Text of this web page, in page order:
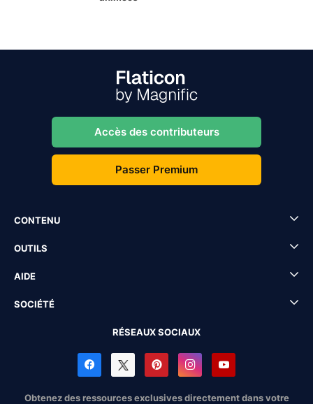
Accès des contributeurs
Passer Premium
CONTENU
OUTILS
AIDE
SOCIÉTÉ
RÉSEAUX SOCIAUX
Obtenez des ressources exclusives directement dans votre